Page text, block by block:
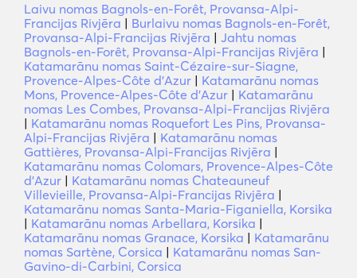
Laivu nomas Bagnols-en-Forêt, Provansa-Alpi-
Francijas Rivjēra | Burlaivu nomas Bagnols-en-Forêt,
Provansa-Alpi-Francijas Rivjēra | Jahtu nomas
Bagnols-en-Forêt, Provansa-Alpi-Francijas Rivjēra |
Katamarānu nomas Saint-Cézaire-sur-Siagne,
Provence-Alpes-Côte d'Azur | Katamarānu nomas
Mons, Provence-Alpes-Côte d'Azur | Katamarānu
nomas Les Combes, Provansa-Alpi-Francijas Rivjēra
| Katamarānu nomas Roquefort Les Pins, Provansa-
Alpi-Francijas Rivjēra | Katamarānu nomas
Gattières, Provansa-Alpi-Francijas Rivjēra |
Katamarānu nomas Colomars, Provence-Alpes-Côte
d'Azur | Katamarānu nomas Chateauneuf
Villevieille, Provansa-Alpi-Francijas Rivjēra |
Katamarānu nomas Santa-Maria-Figaniella, Korsika
| Katamarānu nomas Arbellara, Korsika |
Katamarānu nomas Granace, Korsika | Katamarānu
nomas Sartène, Corsica | Katamarānu nomas San-
Gavino-di-Carbini, Corsica